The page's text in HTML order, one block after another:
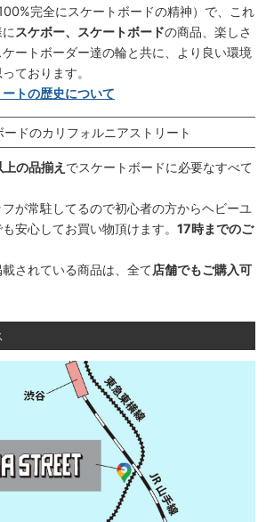
完全にスケートボードの精神）で、これ
スケボー、スケートボードの商品、楽しさ
ートボーダー達の輪と共に、より良い環境
ております。
トの歴史について
ードのカリフォルニアストリート
の品揃え でスケートボードに必要なすべて
が常駐してるので初心者の方からヘビーユ
安心してお買い物頂けます。 17時までのご
されている商品は、全て店舗でもご購入可